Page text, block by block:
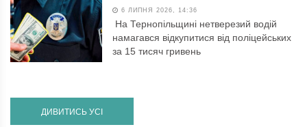
6 ЛИПНЯ 2026, 14:36
На Тернопільщині нетверезий водій
намагався відкупитися від поліцейських
за 15 тисяч гривень
ДИВИТИСЬ УСІ